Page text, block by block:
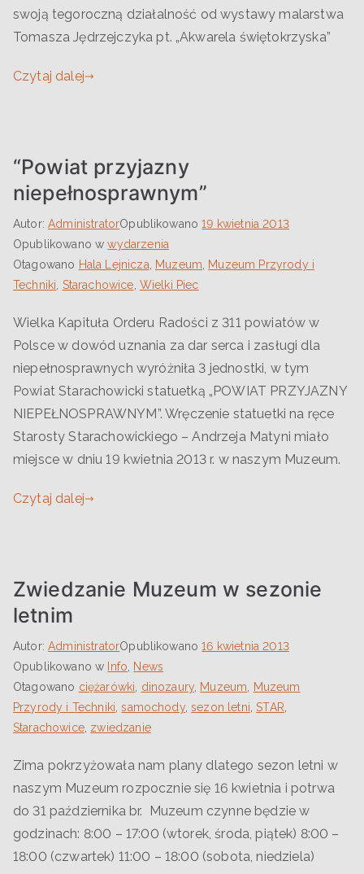
swoją tegoroczną działalność od wystawy malarstwa
Tomasza Jędrzejczyka pt. „Akwarela świętokrzyska”
Czytaj dalej
“Powiat przyjazny
niepełnosprawnym”
Autor:AdministratorOpublikowano19 kwietnia 2013
Opublikowano wwydarzenia
Otagowano Hala Lejnicza Muzeum
Muzeum Przyrody i
Techniki Starachowice Wielki Piec
Wielka Kapituła Orderu Radości z 311 powiatów w
Polsce w dowód uznania za dar serca i zasługi dla
niepełnosprawnych wyróżniła 3 jednostki, w tym
Powiat Starachowicki statuetką „POWIAT PRZYJAZNY
NIEPEŁNOSPRAWNYM”. Wręczenie statuetki na ręce
Starosty Starachowickiego – Andrzeja Matyni miało
miejsce w dniu 19 kwietnia 2013 r. w naszym Muzeum.
Czytaj dalej
Zwiedzanie Muzeum w sezonie
letnim
Autor:AdministratorOpublikowano16 kwietnia 2013
Opublikowano w Info
News
Otagowano ciężarówki dinozaury Muzeum
Muzeum
Przyrody i Techniki ,samochody,sezon letni ,STAR
Starachowice, zwiedzanie
Zima pokrzyżowała nam plany dlatego sezon letni w
naszym Muzeum rozpocznie się 16 kwietnia i potrwa
do 31 października br. Muzeum czynne będzie w
godzinach: 8:00 – 17:00 (wtorek, środa, piątek) 8:00 –
18:00 (czwartek) 11:00 – 18:00 (sobota, niedziela)